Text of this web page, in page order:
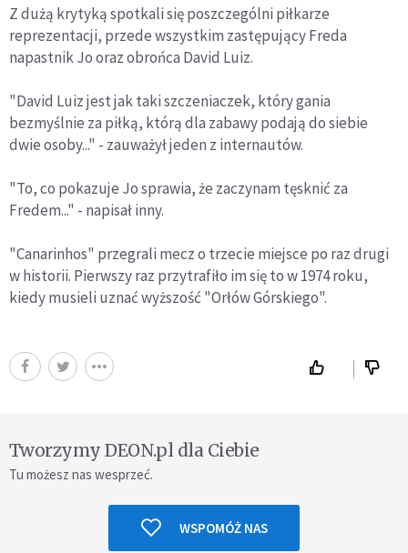
Z dużą krytyką spotkali się poszczególni piłkarze
reprezentacji, przede wszystkim zastępujący Freda
napastnik Jo oraz obrońca David Luiz.
"David Luiz jest jak taki szczeniaczek, który gania
bezmyślnie za piłką, którą dla zabawy podają do siebie
dwie osoby..." - zauważył jeden z internautów.
"To, co pokazuje Jo sprawia, że zaczynam tęsknić za
Fredem..." - napisał inny.
"Canarinhos" przegrali mecz o trzecie miejsce po raz drugi
w historii. Pierwszy raz przytrafiło im się to w 1974 roku,
kiedy musieli uznać wyższość "Orłów Górskiego".
Tworzymy DEON.pl dla Ciebie
Tu możesz nas wesprzeć.
WSPOMÓŻ NAS